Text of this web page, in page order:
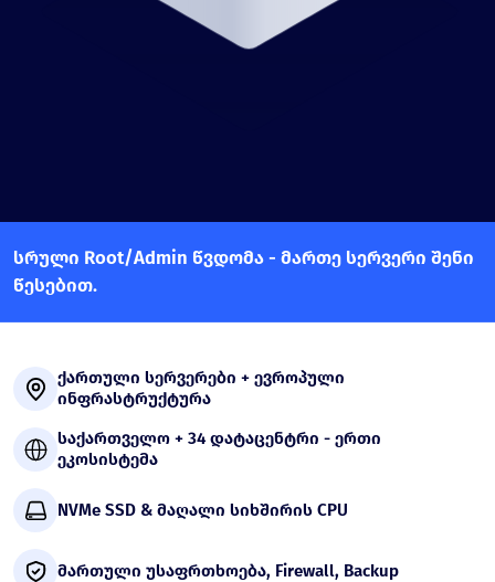
სრული Root/Admin წვდომა - მართე სერვერი შენი
წესებით.
ქართული სერვერები + ევროპული
ინფრასტრუქტურა
საქართველო + 34 დატაცენტრი - ერთი
ეკოსისტემა
NVMe SSD & მაღალი სიხშირის CPU
მართული უსაფრთხოება, Firewall, Backup